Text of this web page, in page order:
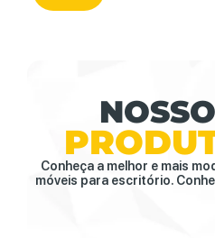
Conheça a melhor e mais
móveis para escritório.